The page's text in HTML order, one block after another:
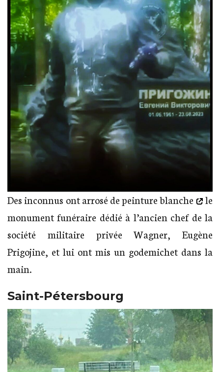
Des inconnus ontarrosé de peinture blanche
le
monument funéraire dédié à l’ancien chef de la
société militaire privée Wagner, Eugène
Prigojine, et lui ont mis un godemichet dans la
main.
Saint-Pétersbourg